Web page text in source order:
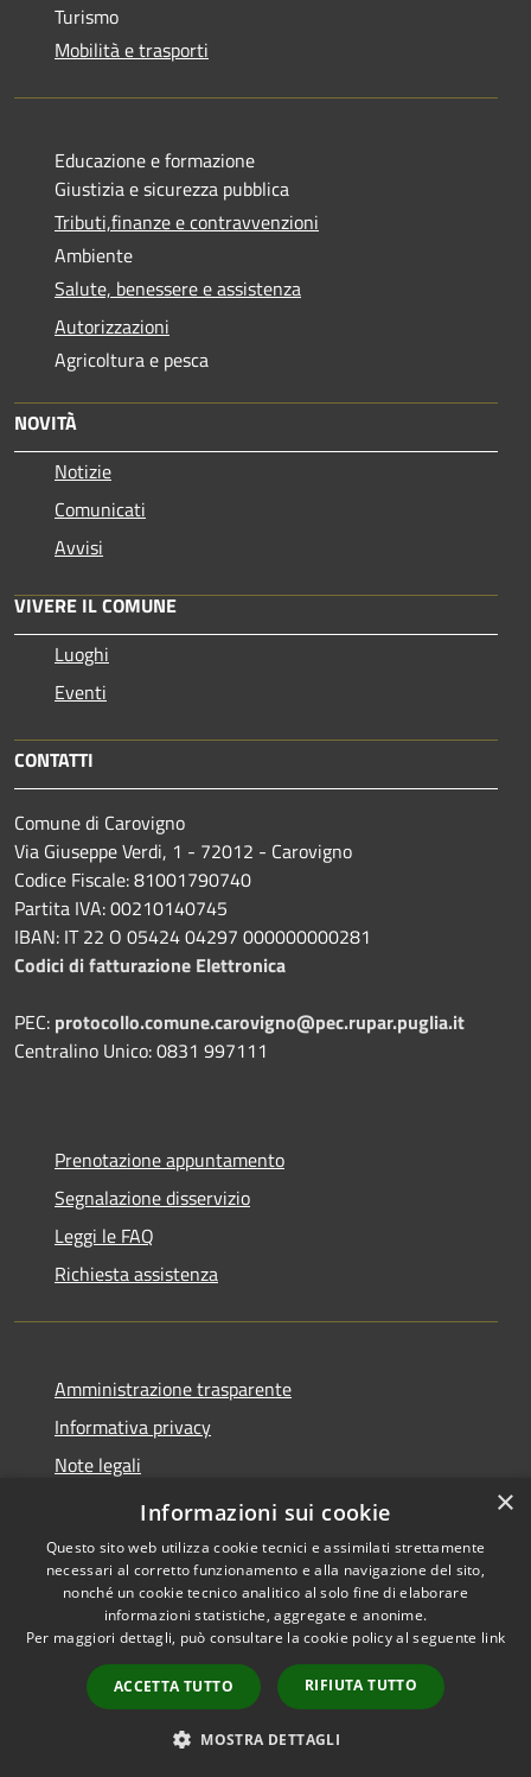
Turismo
Mobilità e trasporti
Educazione e formazione
Giustizia e sicurezza pubblica
Tributi,finanze e contravvenzioni
Ambiente
Salute, benessere e assistenza
Autorizzazioni
Agricoltura e pesca
NOVITÀ
Notizie
Comunicati
Avvisi
VIVERE IL COMUNE
Luoghi
Eventi
CONTATTI
Comune di Carovigno
Via Giuseppe Verdi, 1 - 72012 - Carovigno
Codice Fiscale: 81001790740
Partita IVA: 00210140745
IBAN: IT 22 O 05424 04297 000000000281
Codici di fatturazione Elettronica
PEC: protocollo.comune.carovigno@pec.rupar.puglia.it
Centralino Unico: 0831 997111
Prenotazione appuntamento
Segnalazione disservizio
Leggi le FAQ
Richiesta assistenza
Amministrazione trasparente
Informativa privacy
Note legali
Dichiarazione di accessibilità
Accessibilità
Copyright © 2026 • Comune di
Carovigno • Powered by
Municipium•
Accesso
redazione
×
Informazioni sui cookie
Questo sito web utilizza cookie tecnici e assimilati strettamente
necessari al corretto funzionamento e alla navigazione del sito,
nonché un cookie tecnico analitico al solo fine di elaborare
informazioni statistiche, aggregate e anonime.
Per maggiori dettagli, può consultare la cookie policy al seguente link
ACCETTA TUTTO RIFIUTA TUTTO
MOSTRA DETTAGLI